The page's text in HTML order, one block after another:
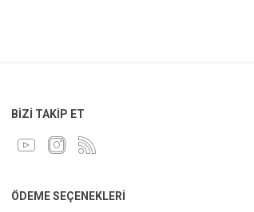
BIZI TAKIP ET
ÖDEME SEÇENEKLERI